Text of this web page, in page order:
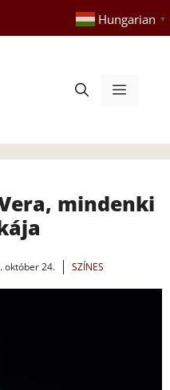
Hungarian ▼
Menü
mindenki
október 24. SZÍNES